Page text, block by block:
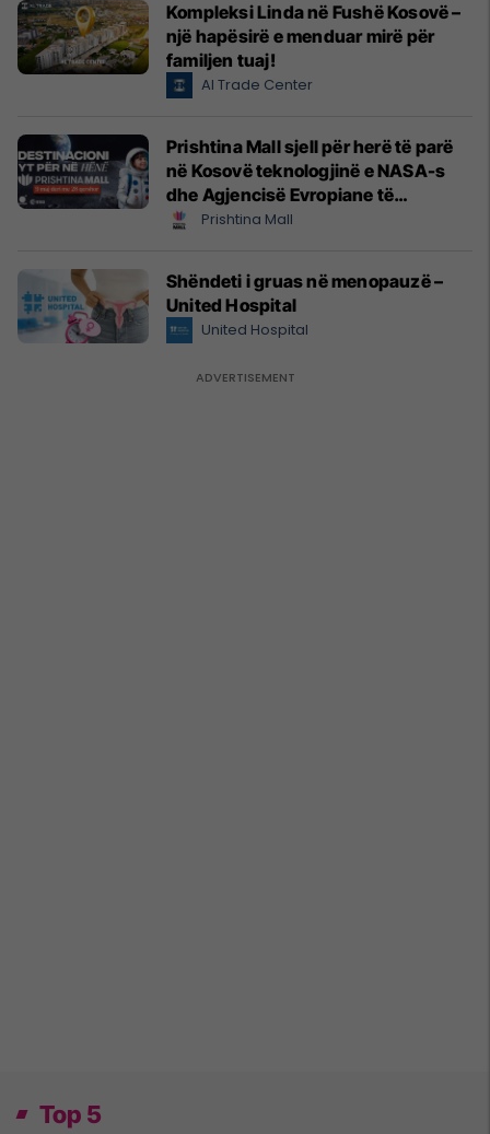
Kompleksi Linda në Fushë Kosovë –
një hapësirë e menduar mirë për
familjen tuaj!
Al Trade Center
Prishtina Mall sjell për herë të parë
në Kosovë teknologjinë e NASA-s
dhe Agjencisë Evropiane të
Hapësirës (ESA)
Prishtina Mall
Shëndeti i gruas në menopauzë –
United Hospital
United Hospital
Top 5